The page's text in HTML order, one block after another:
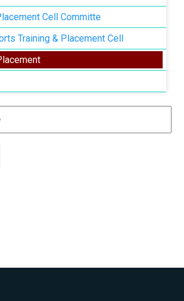
Cell Committe
Training & Placement Cell